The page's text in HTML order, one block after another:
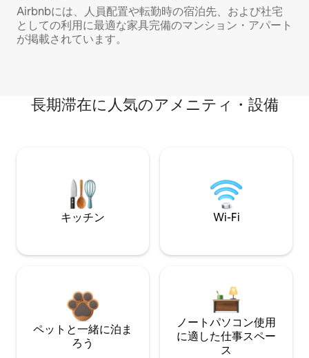
Airbnbには、人員配置や転勤時の宿泊先、および社宅
としての利用に最適な家具完備のマンション・アパート
が掲載されています。
長期滞在に人気のアメニティ・設備
キッチン Wi-Fi
ペットと一緒に泊ま
ろう
ノートパソコン使用
に適した仕事スペー
ス